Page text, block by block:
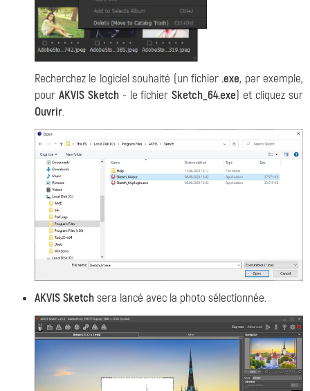
Recherchez le logiciel souhaité (un fichier.exe, par exemple,
pour AKVIS Sketch- le fichierSketch_64.exe) et cliquez sur
Ouvrir.
AKVIS Sketchsera lancé avec la photo sélectionnée.